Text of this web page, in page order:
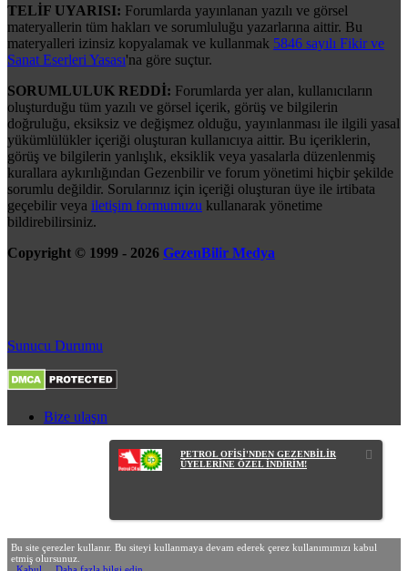
TELİF UYARISI: Forumlarda yayınlanan yazılı ve görsel
materyallerin tüm hakları ve sorumluluğu yazarlarına aittir. Bu
materyalleri izinsiz kopyalamak ve kullanmak 5846 sayılı Fikir ve
Sanat Eserleri Yasası'na göre suçtur.
SORUMLULUK REDDİ: Forumlarda yer alan, kullanıcıların
oluşturduğu tüm yazılı ve görsel içerik, görüş ve bilgilerin
doğruluğu, eksiksiz ve değişmez olduğu, yayınlanması ile ilgili yasal
yükümlülükler içeriği oluşturan kullanıcıya aittir. Bu içeriklerin,
görüş ve bilgilerin yanlışlık, eksiklik veya yasalarla düzenlenmiş
kurallara aykırılığından Gezenbilir ve forum yönetimi hiçbir şekilde
sorumlu değildir. Sorularınız için içeriği oluşturan üye ile irtibata
geçebilir veya iletişim formumuzu kullanarak yönetime
bildirebilirsiniz.
Copyright © 1999 - 2026 GezenBilir Medya
Sunucu Durumu
Bize ulaşın
PETROL OFİSİ'NDEN GEZENBİLİR
ÜYELERİNE ÖZEL İNDİRİM!
Bu site çerezler kullanır. Bu siteyi kullanmaya devam ederek çerez kullanımımızı kabul
etmiş olursunuz.